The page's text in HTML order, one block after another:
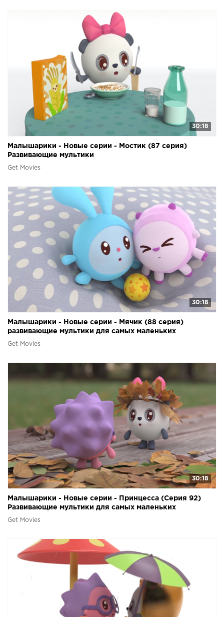
30:18
Малышарики - Новые серии - Мостик (87 серия)
Развивающие мультики
Get Movies
30:18
Малышарики - Новые серии - Мячик (88 серия)
развивающие мультики для самых маленьких
Get Movies
30:18
Малышарики - Новые серии - Принцесса (Серия 92)
Развивающие мультики для самых маленьких
Get Movies